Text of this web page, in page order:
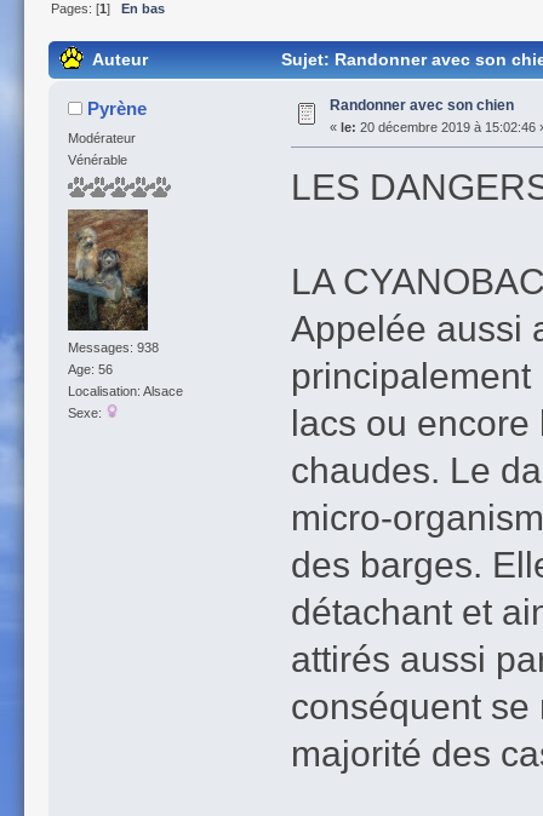
Pages: [1] En bas
Auteur Sujet: Randonner avec son
Pyrène
Modérateur
Vénérable
Messages: 938
Age: 56
Localisation: Alsace
Sexe:
Randonner avec son chien
« le: 20 décembre 2019 à 15:02:46
LES
LA
Appelée aussi
lacs ou
chaudes. Le
micro-
des barges.
détachant et
attirés aussi
conséquent se
majorité des